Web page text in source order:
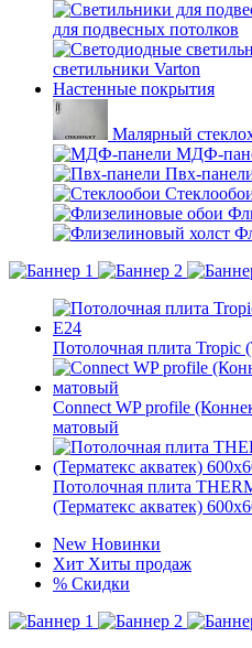
для подвесных потолков
светильники Varton
Настенные покрытия
Малярный
МДФ-
Пвх-
Потолочная плита Tropic
Connect WP profile
матовый
Потолочная плита
(Терматекс акватек)
New Новинки
Хит Хиты продаж
% Скидки